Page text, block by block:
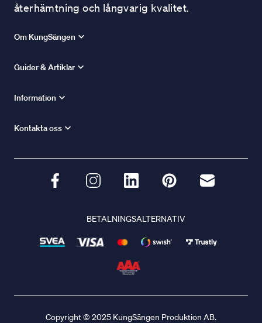
återhämtning och långvarig kvalitet.
Om KungSängen
Guider & Artiklar
Information
Kontakta oss
BETALNINGSALTERNATIV
Copyright © 2025 KungSängen Produktion AB.